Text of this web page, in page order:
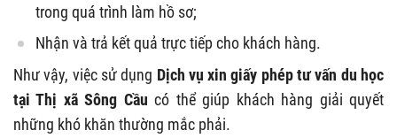
trong quá trình làm hồ sơ;
Nhận và trả kết quả trực tiếp cho khách hàng.
Như vậy, việc sử dụng Dịch vụ xin giấy phép tư vấn du học
tại Thị xã Sông Cầu có thể giúp khách hàng giải quyết
những khó khăn thường mắc phải.